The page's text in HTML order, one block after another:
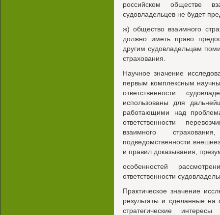
российском обществе
судовладельцев не будет
ж) общество взаимного
должно иметь право
другим судовладельцам
страхования.
Научное значение
первым комплексным
ответственности
использованы для
работающими над
ответственности
взаимного
подведомственности
и правил доказывания,
особенностей
ответственности
Практическое значение
результаты и сделанные
стратегические